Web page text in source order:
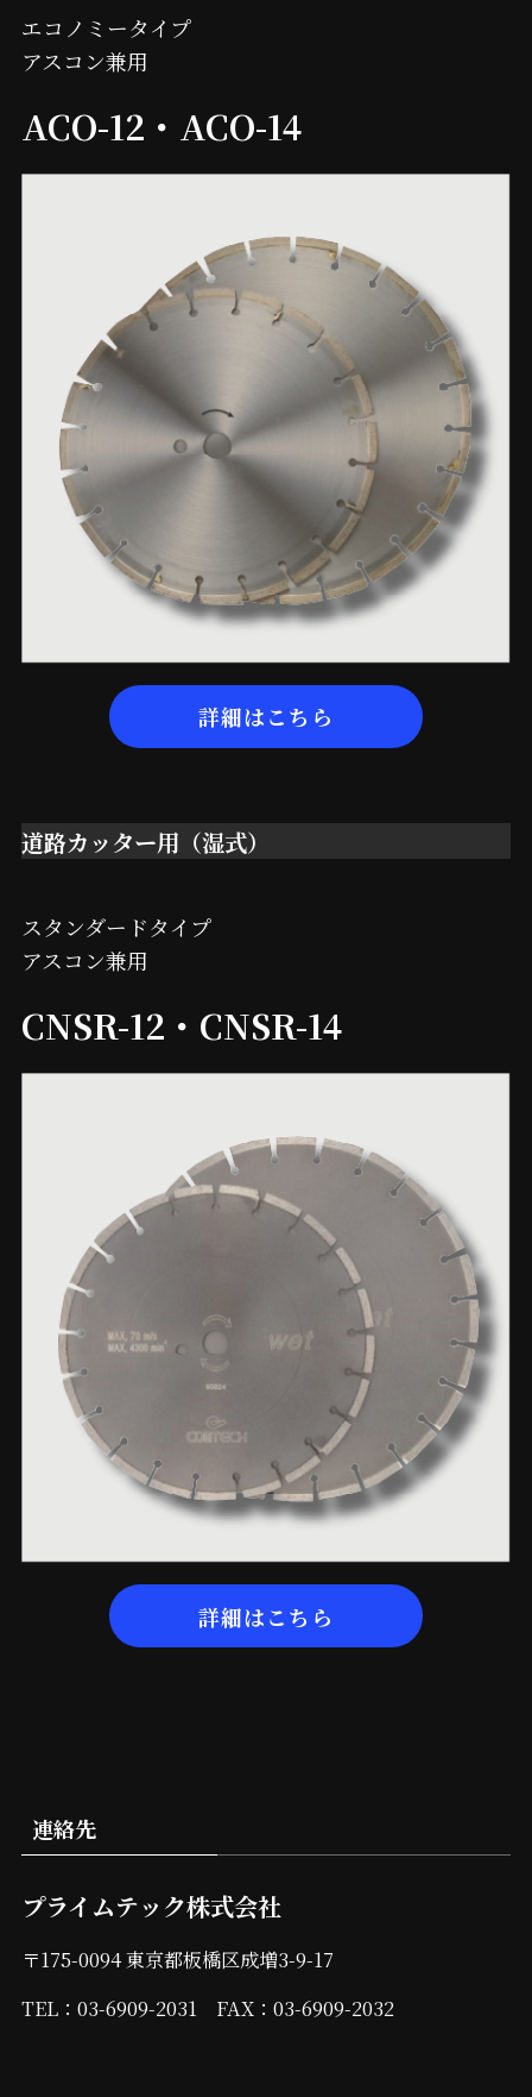
エコノミータイプ
アスコン兼用
ACO-12・ACO-14
詳細はこちら
道路カッター用（湿式）
スタンダードタイプ
アスコン兼用
CNSR-12・CNSR-14
詳細はこちら
連絡先
プライムテック株式会社
〒175-0094 東京都板橋区成増3-9-17
TEL：03-6909-2031 FAX：03-6909-2032